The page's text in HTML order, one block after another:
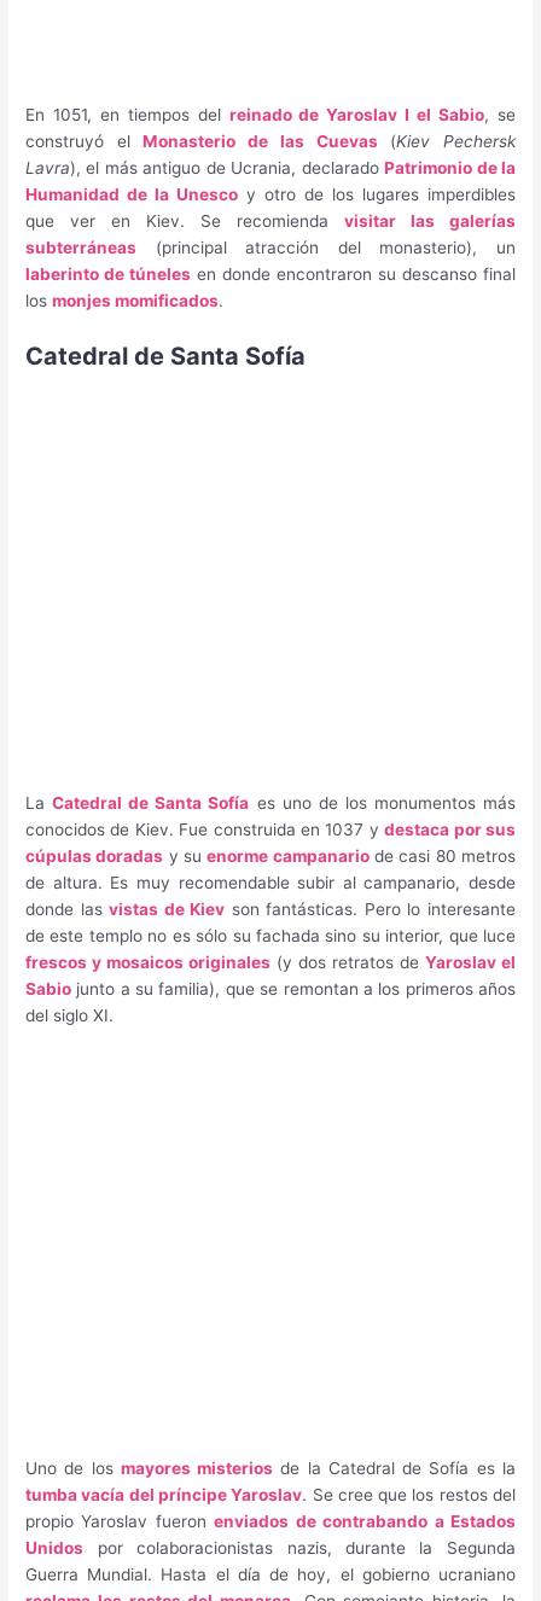
En 1051, en tiempos del reinado de Yaroslav I el Sabio, se
construyó elMonasterio de las Cuevas(Kiev Pechersk
Lavra), el más antiguo de Ucrania, declaradoPatrimonio de la
Humanidad de la Unesco y otro de los lugares imperdibles
que ver en Kiev. Se recomienda visitar las galerías
subterráneas (principal atracción del monasterio), un
laberinto de túneles en donde encontraron su descanso final
losmonjes momificados.
Catedral de Santa Sofía
LaCatedral de Santa Sofía es uno de los monumentos más
conocidos de Kiev. Fue construida en 1037 ydestaca por sus
cúpulas doradas y suenorme campanariode casi 80 metros
de altura. Es muy recomendable subir al campanario, desde
donde lasvistas de Kiev son fantásticas. Pero lo interesante
de este templo no es sólo su fachada sino su interior, que luce
frescos y mosaicos originales (y dos retratos de Yaroslav el
Sabio junto a su familia), que se remontan a los primeros años
del siglo XI.
Uno de los mayores misterios de la Catedral de Sofía es la
tumba vacía del príncipe Yaroslav. Se cree que los restos del
propio Yaroslav fueronenviados de contrabando a Estados
Unidos por colaboracionistas nazis, durante la Segunda
Guerra Mundial. Hasta el día de hoy, el gobierno ucraniano